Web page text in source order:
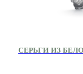
СЕРЬГИ ИЗ